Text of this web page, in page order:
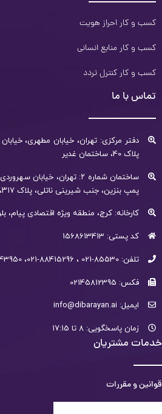
کسب و کار احراز هویت
کسب و کار منابع انسانی
کسب و کار کنترل تردد
تماس با ما
دفتر مرکزی: تهران، خیابان مطهری،
پلاک 40، ساختمان غدیر
ساختمان شماره ۲: تهران،
پمپ بنزین، جنب شیرینی ناتلی، پلاک ۳۱۷، برج آسمان، طبقه همکف
کارخانه: کرج، منطقه ویژه اقتصادی پیام،
کد پستی: 1568613413
تلفن: 85530-021 ، 88415296-021، 88743950-021، 88741873-021
فکس: 02145812395
ایمیل: info@dibarayan.ai
زمان پاسخگویی: 8 تا 17:15
خدمات مشتریان
قوانین و مقررات